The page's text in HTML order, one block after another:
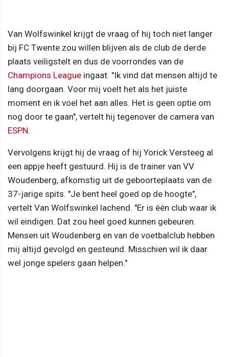
Van Wolfswinkel krijgt de vraag of hij toch niet langer
bij FC Twente zou willen blijven als de club de derde
plaats veiligstelt en dus de voorrondes van de
Champions League ingaat. "Ik vind dat mensen altijd te
lang doorgaan. Voor mij voelt het als het juiste
moment en ik voel het aan alles. Het is geen optie om
nog door te gaan", vertelt hij tegenover de camera van
ESPN.
Vervolgens krijgt hij de vraag of hij Yorick Versteeg al
een appje heeft gestuurd. Hij is de trainer van VV
Woudenberg, afkomstig uit de geboorteplaats van de
37-jarige spits. "Je bent heel goed op de hoogte",
vertelt Van Wolfswinkel lachend. "Er is één club waar ik
wil eindigen. Dat zou heel goed kunnen gebeuren.
Mensen uit Woudenberg en van de voetbalclub hebben
mij altijd gevolgd en gesteund. Misschien wil ik daar
wel jonge spelers gaan helpen."